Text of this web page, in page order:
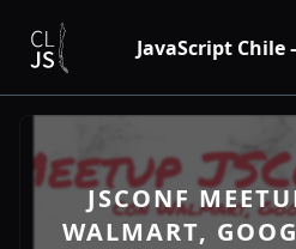
JavaScript
JSCONF
WALMART,